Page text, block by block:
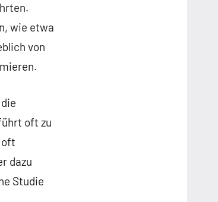
wie etwa
von
oft zu
oft
dazu
Studie